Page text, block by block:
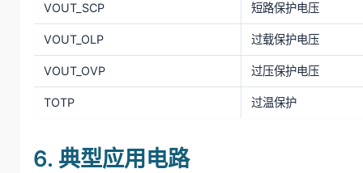
VOUT_SCP 短路保护电压
VOUT_OLP 过载保护电压
VOUT_OVP 过压保护电压
TOTP 过温保护
6. 典型应用电路